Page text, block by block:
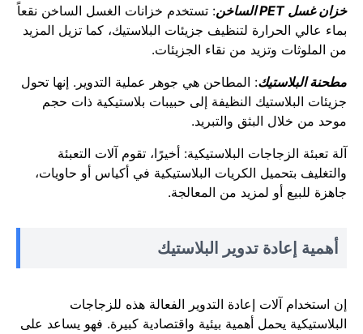
خزان غسل PET الساخن
: تستخدم خزانات الغسل الساخن نقعاً
بماء عالي الحرارة لتنظيف جزيئات البلاستيك، كما تزيل المزيد
من الملوثات وتزيد من نقاء الجزيئات.
مطحنة البلاستيك: المطاحن هي جوهر عملية التدوير. إنها تحول
جزيئات البلاستيك النظيفة إلى حبيبات بلاستيكية ذات حجم
موحد من خلال البثق والتبريد.
آلة تعبئة الزجاجات البلاستيكية: أخيرًا، تقوم آلات التعبئة
والتغليف بتحميل الكريات البلاستيكية في أكياس أو حاويات،
جاهزة للبيع أو لمزيد من المعالجة.
أهمية إعادة تدوير البلاستيك
إن استخدام آلات إعادة التدوير الفعالة هذه للزجاجات
البلاستيكية يحمل أهمية بيئية واقتصادية كبيرة. فهو يساعد على